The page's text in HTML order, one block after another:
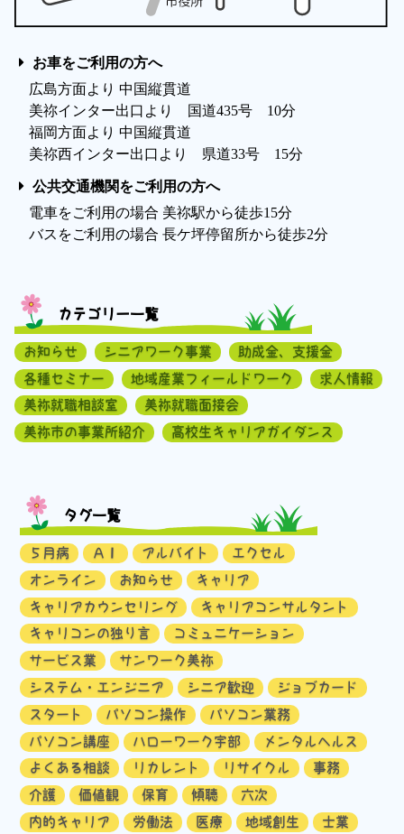
お車をご利用の方へ
広島方面より 中国縦貫道
美祢インター出口より 国道435号 10分
福岡方面より 中国縦貫道
美祢西インター出口より 県道33号 15分
公共交通機関をご利用の方へ
電車をご利用の場合 美祢駅から徒歩15分
バスをご利用の場合 長ケ坪停留所から徒歩2分
カテゴリー一覧
お知らせ シニアワーク事業
助成金、支援金
各種セミナー
地域産業フィールドワーク
求人情報
美祢就職相談室
美祢就職面接会
美祢市の事業所紹介
高校生キャリアガイダンス
タグ一覧
５月病 ＡＩ アルバイト
エクセル
オンライン
お知らせ
キャリア
キャリアカウンセリング
キャリアコンサルタント
キャリコンの独り言
コミュニケーション
サービス業
サンワーク美祢
システム・エンジニア
シニア歓迎
ジョブカード
スタート
パソコン操作
パソコン業務
パソコン講座
ハローワーク宇部
メンタルヘルス
よくある相談
リカレント リサイクル
事務
介護
価値観 保育 傾聴
六次
内的キャリア
労働法 医療 地域創生
士業